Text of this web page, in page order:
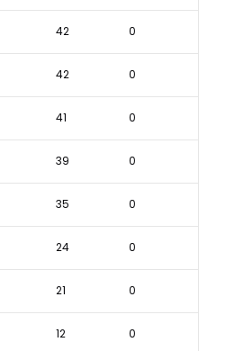
42 0
42 0
41 0
39 0
35 0
24 0
21 0
12 0